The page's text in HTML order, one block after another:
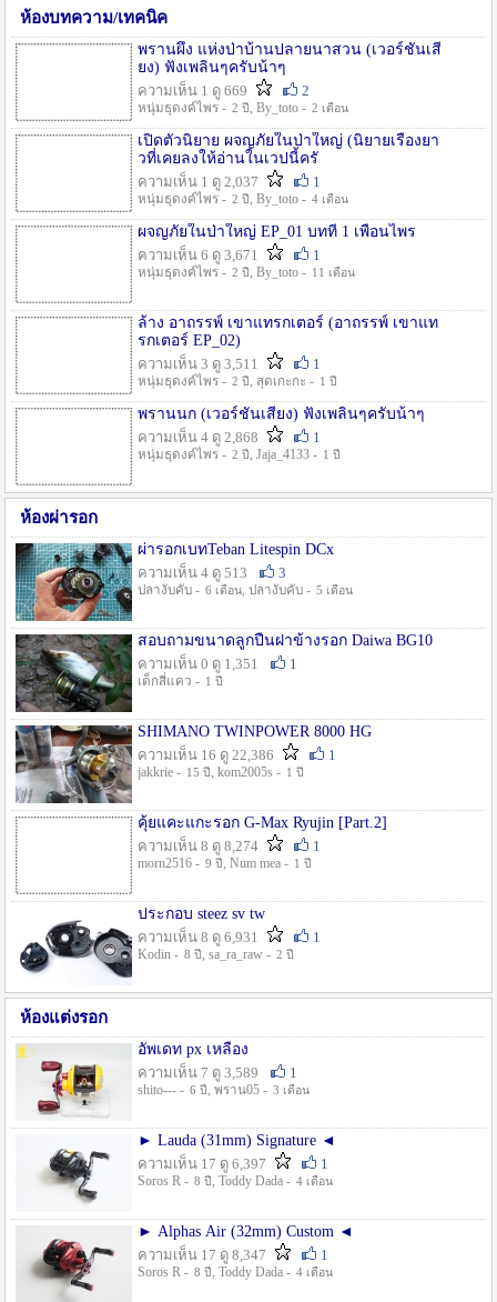
ห้องบทความ/เทคนิค
พรานผึ้ง แห่งป่าบ้านปลายนาสวน (เวอร์ชั่นเสี
ยง) ฟังเพลินๆครับน้าๆ
ความเห็น 1 ดู 669
2
หนุ่มธุดงค์ไพร - 2 ปี , By_toto - 2 เดือน
เปิดตัวนิยาย ผจญภัยในป่าใหญ่ (นิยายเรื่องยา
วที่เคยลงให้อ่านในเวปนี้ครั
ความเห็น 1 ดู 2,037
1
หนุ่มธุดงค์ไพร - 2 ปี , By_toto - 4 เดือน
ผจญภัยในป่าใหญ่ EP_01 บทที่ 1 เพื่อนไพร
ความเห็น 6 ดู 3,671
1
หนุ่มธุดงค์ไพร - 2 ปี , By_toto - 11 เดือน
ล้าง อาถรรพ์ เขาแทรกเตอร์ (อาถรรพ์ เขาแท
รกเตอร์ EP_02)
ความเห็น 3 ดู 3,511
1
หนุ่มธุดงค์ไพร - 2 ปี , สุดเกะกะ - 1 ปี
พรานนก (เวอร์ชั่นเสียง) ฟังเพลินๆครับน้าๆ
ความเห็น 4 ดู 2,868
1
หนุ่มธุดงค์ไพร - 2 ปี , Jaja_4133 - 1 ปี
ห้องผ่ารอก
ผ่ารอกเบทTeban Litespin DCx
ความเห็น 4 ดู 513
3
ปลางับคับ - 6 เดือน, ปลางับคับ - 5 เดือน
สอบถามขนาดลูกปืนฝาข้างรอก Daiwa BG10
ความเห็น 0 ดู 1,351
1
เด็กสี่แคว - 1 ปี
SHIMANO TWINPOWER 8000 HG
ความเห็น 16 ดู 22,386
1
jakkrie - 15 ปี , kom2005s - 1 ปี
คุ้ยแคะแกะรอก G-Max Ryujin [Part.2]
ความเห็น 8 ดู 8,274
1
morn2516 - 9 ปี , Num mea - 1 ปี
ประกอบ steez sv tw
ความเห็น 8 ดู 6,931
1
Kodin - 8 ปี , sa_ra_raw - 2 ปี
ห้องแต่งรอก
อัพเดท px เหลือง
ความเห็น 7 ดู 3,589
1
shito--- - 6 ปี , พราน05 - 3 เดือน
► Lauda (31mm) Signature ◄
ความเห็น 17 ดู 6,397
1
Soros R - 8 ปี , Toddy Dada - 4 เดือน
► Alphas Air (32mm) Custom ◄
ความเห็น 17 ดู 8,347
1
Soros R - 8 ปี , Toddy Dada - 4 เดือน